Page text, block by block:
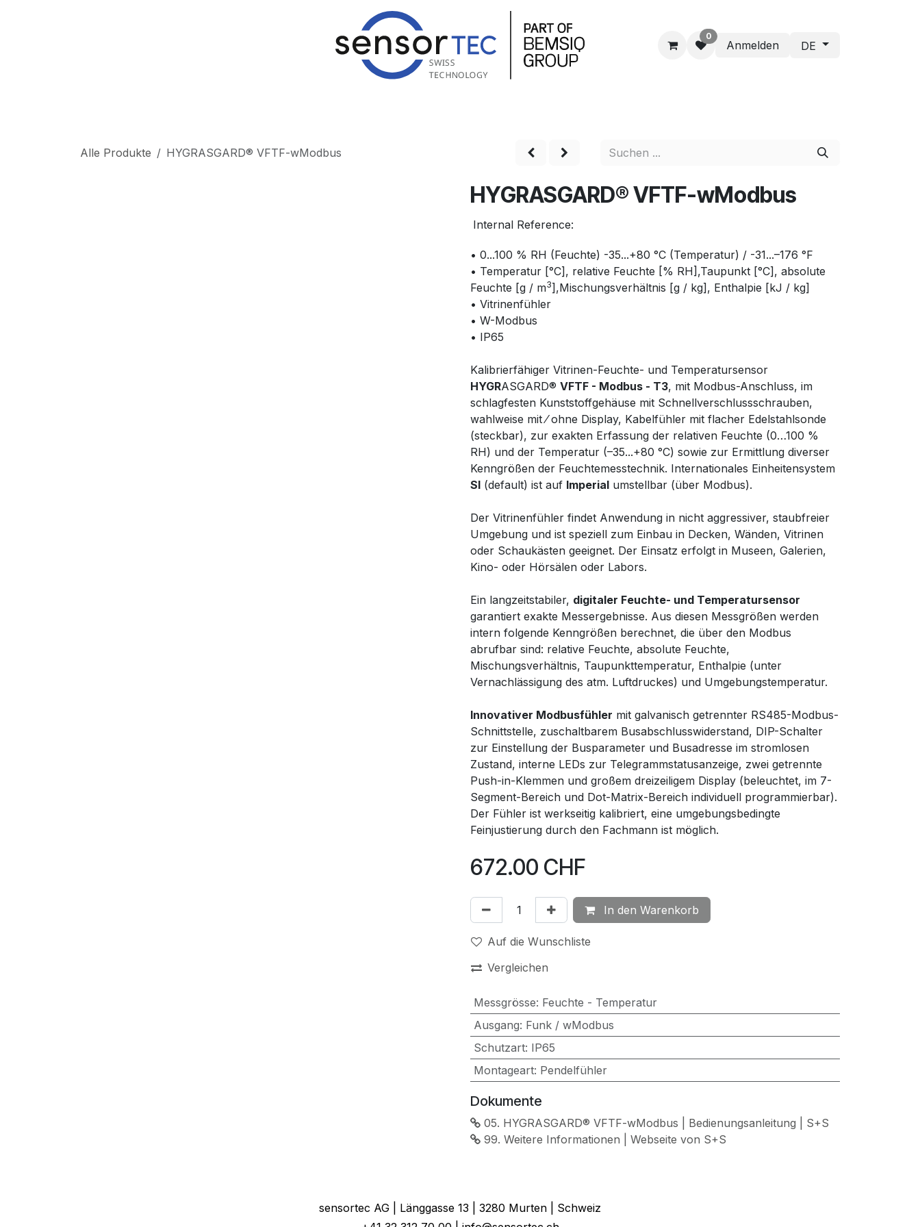
0
Anmelden DE
Alle Produkte HYGRASGARD® VFTF-wModbus
HYGRASGARD® VFTF-wModbus
Internal Reference:
• 0...100 % RH (Feuchte) -35...+80 °C (Temperatur) / -31...–176 °F
• Temperatur [°C], relative Feuchte [% RH],Taupunkt [°C], absolute
Feuchte [g / m3],Mischungsverhältnis [g / kg], Enthalpie [kJ / kg]
• Vitrinenfühler
• W-Modbus
• IP65
Kalibrierfähiger Vitrinen-Feuchte- und Temperatursensor
HYGRASGARD® VFTF - Modbus - T3, mit Modbus-Anschluss, im
schlagfesten Kunststoffgehäuse mit Schnellverschlussschrauben,
wahlweise mit ⁄ ohne Display, Kabelfühler mit flacher Edelstahlsonde
(steckbar), zur exakten Erfassung der relativen Feuchte (0…100 %
RH) und der Temperatur (–35...+80 °C) sowie zur Ermittlung diverser
Kenngrößen der Feuchtemesstechnik. Internationales Einheitensystem
SI (default) ist auf Imperial umstellbar (über Modbus).
Der Vitrinenfühler findet Anwendung in nicht aggressiver, staubfreier
Umgebung und ist speziell zum Einbau in Decken, Wänden, Vitrinen
oder Schaukästen geeignet. Der Einsatz erfolgt in Museen, Galerien,
Kino- oder Hörsälen oder Labors.
Ein langzeitstabiler, digitaler Feuchte- und Temperatursensor
garantiert exakte Messergebnisse. Aus diesen Messgrößen werden
intern folgende Kenngrößen berechnet, die über den Modbus
abrufbar sind: relative Feuchte, absolute Feuchte,
Mischungsverhältnis, Taupunkttemperatur, Enthalpie (unter
Vernachlässigung des atm. Luftdruckes) und Umgebungstemperatur.
Innovativer Modbusfühler mit galvanisch getrennter RS485-Modbus-
Schnittstelle, zuschaltbarem Busabschlusswiderstand, DIP-Schalter
zur Einstellung der Busparameter und Busadresse im stromlosen
Zustand, interne LEDs zur Telegrammstatusanzeige, zwei getrennte
Push-in-Klemmen und großem dreizeiligem Display (beleuchtet, im 7-
Segment-Bereich und Dot-Matrix-Bereich individuell programmierbar).
Der Fühler ist werkseitig kalibriert, eine umgebungsbedingte
Feinjustierung durch den Fachmann ist möglich.
672.00 CHF
In den Warenkorb
Auf die Wunschliste
Vergleichen
Messgrösse: Feuchte - Temperatur
Ausgang: Funk / wModbus
Schutzart: IP65
Montageart: Pendelfühler
Dokumente
05. HYGRASGARD® VFTF-wModbus | Bedienungsanleitung | S+S
99. Weitere Informationen | Webseite von S+S
sensortec AG | Länggasse 13 | 3280 Murten | Schweiz